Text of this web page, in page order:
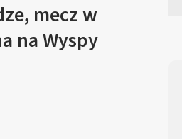
mecz w
na Wyspy